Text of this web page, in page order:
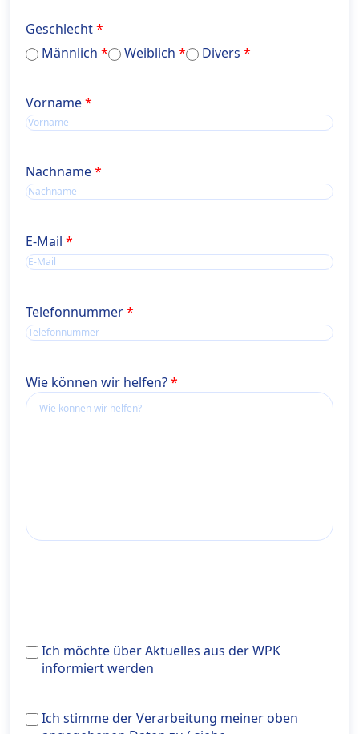
Geschlecht
Männlich
Weiblich Divers
Name
Vorname
Name
Nachname
E-Mail
Telefonnummer
Wie können wir helfen?
Ich
möchte
aus
Ich möchte über Aktuelles aus der WPK
informiert werden
Ich stimme der Verarbeitung meiner oben
Ich stimme der Verarbeitung meiner oben